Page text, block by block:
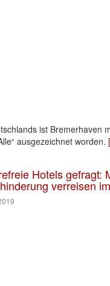
ist Bremerhaven
ausgezeichnet worden.
Hotels gefragt:
verreisen